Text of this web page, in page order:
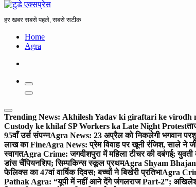
हर खबर सबसे पहले, सबसे सटीक
Home
Agra
Trending News: Akhilesh Yadav ki giraftari ke virodh
Custody ke khilaf SP Workers ka Late Night Protest
95वाँ उर्स संपन्नAgra News: 23 अप्रैल को निकलेगी भगवान
लाख का FineAgra News: प्रेम विवाह पर खूनी रंजिश, साले ने
स्वागतAgra Crime: जगदीशपुरा में महिला टीचर की दबंगई; युवती
डांस चैंपियनशिप; सिम्पकिन्स स्कूल प्रथमAgra Shyam Bhajan:
फेलिक्स का 47वां वार्षिक दिवस; बच्चों ने बिखेरी प्रतिभाAgra
Pathak Agra: “यूपी में नहीं आने देंगे जंगलराज Part-2”; अखिलेश